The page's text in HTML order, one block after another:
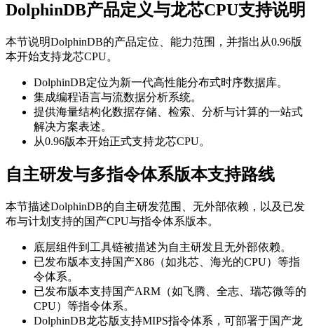
DolphinDB产品定义与龙芯CPU支持说明
本节说明DolphinDB的产品定位、能力范围，并指出从0.96版
本开始支持龙芯CPU。
DolphinDB定位为新一代高性能分布式时序数据库。
集成编程语言与流数据分析系统。
提供海量结构化数据存储、检索、分析与计算的一站式
解决方案表述。
从0.96版本开始正式支持龙芯CPU。
自主研发与多指令体系版本支持路线
本节描述DolphinDB的自主研发范围、无外部依赖，以及已发
布与计划支持的国产CPU与指令体系版本。
底层组件到工具链被描述为自主研发且无外部依赖。
已发布版本支持国产X86（如兆芯、海光的CPU）等指
令体系。
已发布版本支持国产ARM（如飞腾、全志、瑞芯微等的
CPU）等指令体系。
DolphinDB龙芯版支持MIPS指令体系，可部署于国产龙